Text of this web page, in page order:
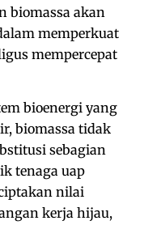
biomassa akan
memperkuat
mempercepat
bioenergi yang
biomassa tidak
sebagian
tenaga uap
nilai
kerja hijau,